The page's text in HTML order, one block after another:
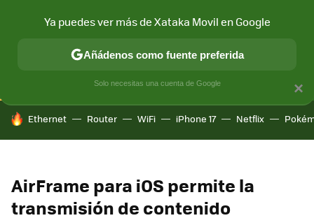
CONECTIVIDAD MÓVIL Y SOCIEDAD APLICACIONES
HOY SE HABLA DE
Ethernet Router WiFi iPhone 17 Netflix
AirFrame para iOS permite la
transmisión de contenido
×
Ya puedes ver más de Xataka Movil en Google
Añádenos como fuente preferida
Solo necesitas una cuenta de Google